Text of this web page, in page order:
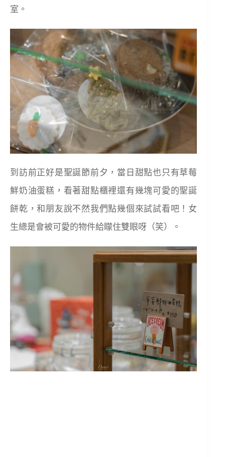
室。
到訪前正好是聖誕節前夕，當日甜點也只有草莓
鮮奶油蛋糕，看著甜點櫃裡還有幾塊可愛的聖誕
餅乾，和朋友說不然我們點幾個來試試看吧！女
生總是會被可愛的物件給矇住雙眼呀（笑）。